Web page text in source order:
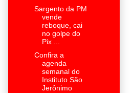
Sargento da PM
vende
reboque, cai
no golpe do
Pix ...
Confira a
agenda
semanal do
Instituto São
Jerônimo